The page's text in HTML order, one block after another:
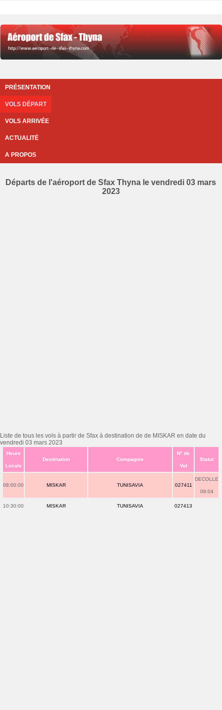
PRÉSENTATION
VOLS DÉPART
VOLS ARRIVÉE
ACTUALITÉ
A PROPOS
Départs de l'aéroport de Sfax Thyna le vendredi 03 mars
2023
Liste de tous les vols à partir de Sfax à destination de de MISKAR en date du
vendredi 03 mars 2023
Heure
Locale
Destination Compagnie
N° de
Vol
Statut
08:00:00 MISKAR TUNISAVIA 027411
DECOLLE
08:04
10:30:00 MISKAR TUNISAVIA 027413